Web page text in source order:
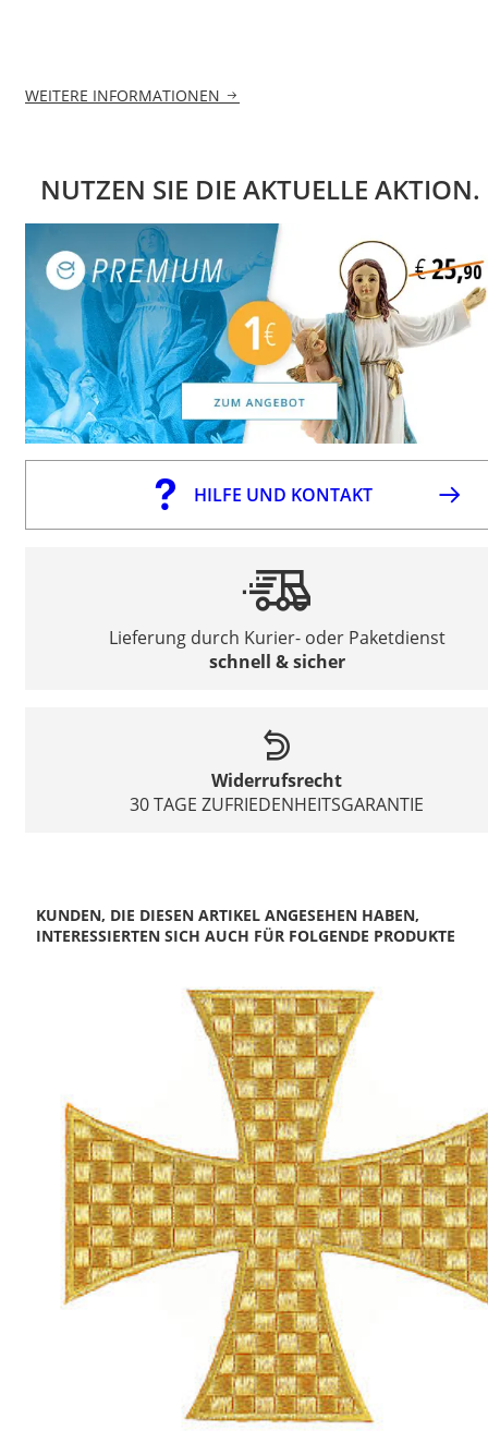
WEITERE INFORMATIONEN
NUTZEN SIE DIE AKTUELLE AKTION.
HILFE UND KONTAKT
Lieferung durch Kurier- oder Paketdienst
schnell & sicher
Widerrufsrecht
30 TAGE ZUFRIEDENHEITSGARANTIE
KUNDEN, DIE DIESEN ARTIKEL ANGESEHEN HABEN,
INTERESSIERTEN SICH AUCH FÜR FOLGENDE PRODUKTE